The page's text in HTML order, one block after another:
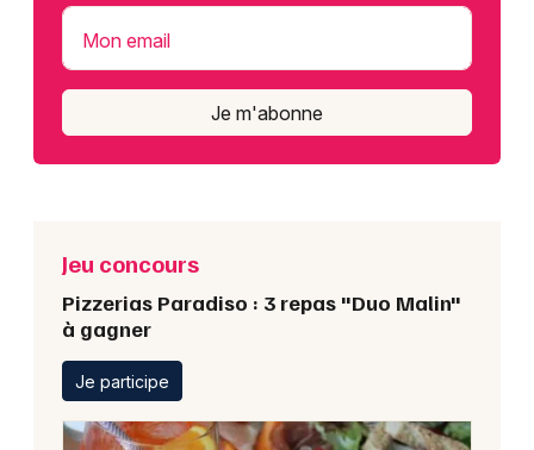
Mon email
Je m'abonne
Jeu concours
Pizzerias Paradiso : 3 repas "Duo Malin"
à gagner
Je participe